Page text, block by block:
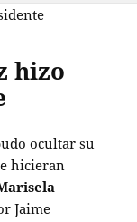
hizo
ocultar su
hicieran
Jaime